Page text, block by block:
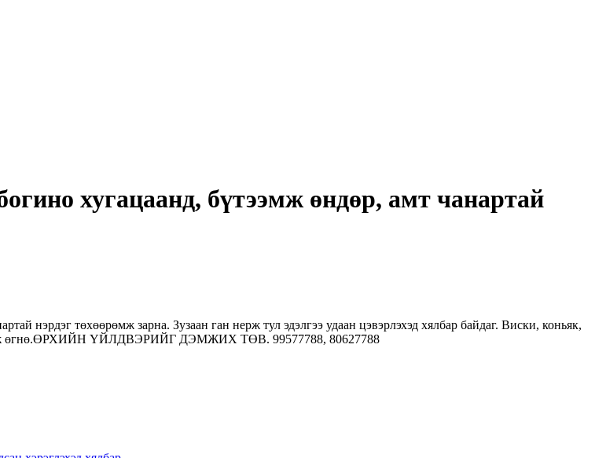
хугацаанд, бүтээмж өндөр, амт чанартай
нэрдэг төхөөрөмж зарна. Зузаан ган нерж тул эдэлгээ удаан цэвэрлэхэд хялбар байдаг. Виски, коньяк,
зааж өгнө.ӨРХИЙН ҮЙЛДВЭРИЙГ ДЭМЖИХ ТӨВ. 99577788, 80627788